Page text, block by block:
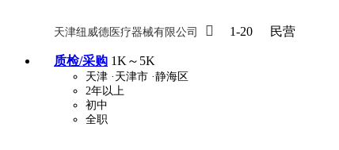
天津纽威德医疗器械有限公司  1-20
民营
质检/采购 1K～5K
天津 ·天津市 ·静海区
2年以上
初中
全职